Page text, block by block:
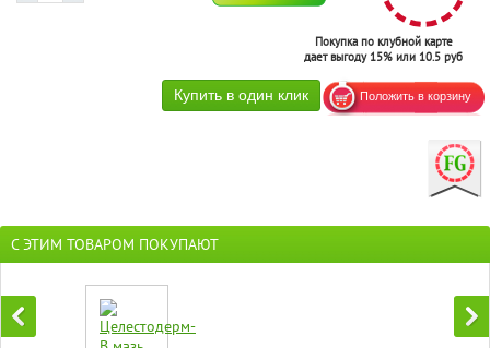
Покупка по клубной карте
дает выгоду 15% или 10.5 руб
С ЭТИМ ТОВАРОМ ПОКУПАЮТ